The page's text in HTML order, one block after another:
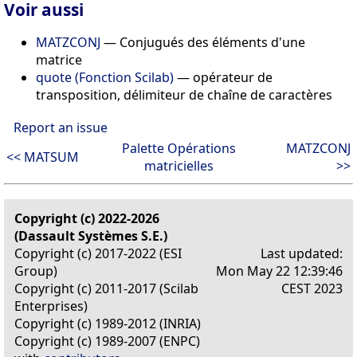
Voir aussi
MATZCONJ — Conjugués des éléments d'une
matrice
quote (Fonction Scilab)— opérateur de
transposition, délimiteur de chaîne de caractères
Report an issue
<< MATSUM
Palette Opérations
matricielles
MATZCONJ
>>
Copyright (c) 2022-2026
(Dassault Systèmes S.E.)
Copyright (c) 2017-2022 (ESI
Group)
Copyright (c) 2011-2017 (Scilab
Enterprises)
Copyright (c) 1989-2012 (INRIA)
Copyright (c) 1989-2007 (ENPC)
Last updated:
Mon May 22 12:39:46
CEST 2023